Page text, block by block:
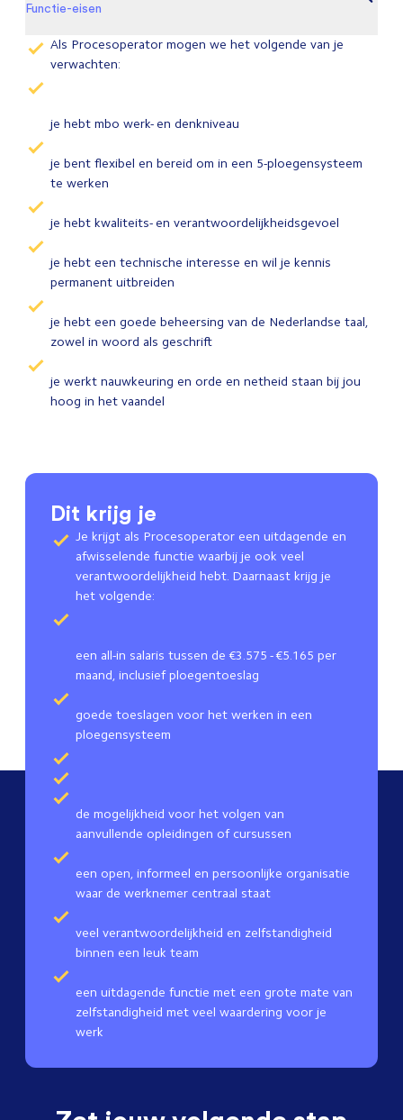
Functie-eisen
Als Procesoperator mogen we het volgende van je
verwachten:
je hebt mbo werk- en denkniveau
je bent flexibel en bereid om in een 5-ploegensysteem
te werken
je hebt kwaliteits- en verantwoordelijkheidsgevoel
je hebt een technische interesse en wil je kennis
permanent uitbreiden
je hebt een goede beheersing van de Nederlandse taal,
zowel in woord als geschrift
je werkt nauwkeuring en orde en netheid staan bij jou
hoog in het vaandel
Dit krijg je
Je krijgt als Procesoperator een uitdagende en
afwisselende functie waarbij je ook veel
verantwoordelijkheid hebt. Daarnaast krijg je
het volgende:
een all-in salaris tussen de €3.575 - €5.165 per
maand, inclusief ploegentoeslag
goede toeslagen voor het werken in een
ploegensysteem
de mogelijkheid voor het volgen van
aanvullende opleidingen of cursussen
een open, informeel en persoonlijke organisatie
waar de werknemer centraal staat
veel verantwoordelijkheid en zelfstandigheid
binnen een leuk team
een uitdagende functie met een grote mate van
zelfstandigheid met veel waardering voor je
werk